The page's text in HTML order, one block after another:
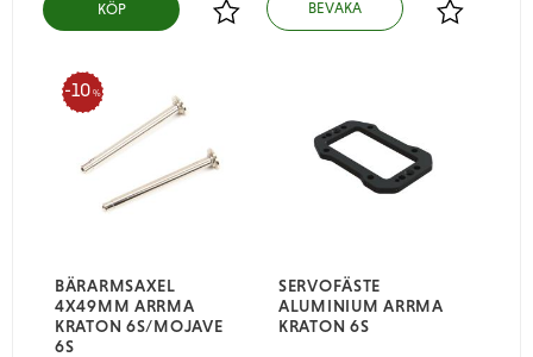
Lägg till i favoriter
KÖP
Lägg till i
BÄRARMSAXEL
4X49MM ARRMA
KRATON 6S/MOJAVE
6S
10 %
SERVOFÄSTE
ALUMINIUM ARRMA
KRATON 6S